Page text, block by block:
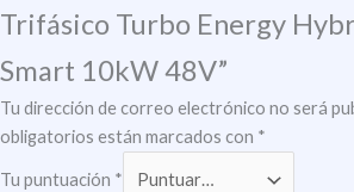
Trifásico Turbo Energy
Smart 10kW 48V”
Tu dirección de correo electrónico no será
obligatorios están marcados con *
Tu puntuación *